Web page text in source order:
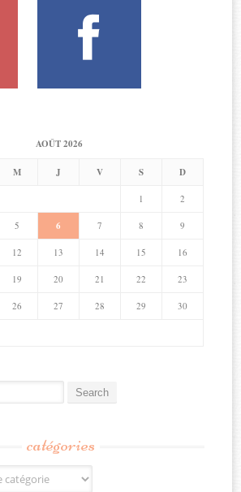
AOÛT 2026
M J V S D
1 2
5 6 7 8 9
12 13 14 15 16
19 20 21 22 23
26 27 28 29 30
catégories